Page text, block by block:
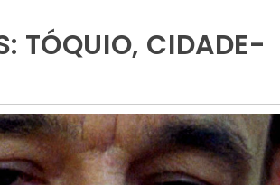
TÓQUIO, CIDADE-